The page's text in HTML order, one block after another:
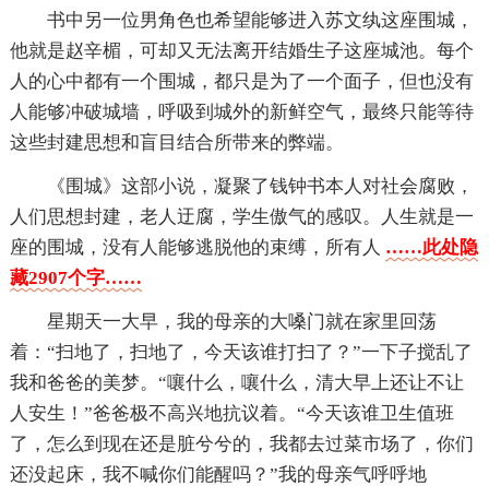
书中另一位男角色也希望能够进入苏文纨这座围城，
他就是赵辛楣，可却又无法离开结婚生子这座城池。每个
人的心中都有一个围城，都只是为了一个面子，但也没有
人能够冲破城墙，呼吸到城外的新鲜空气，最终只能等待
这些封建思想和盲目结合所带来的弊端。
《围城》这部小说，凝聚了钱钟书本人对社会腐败，
人们思想封建，老人迂腐，学生傲气的感叹。人生就是一
座的围城，没有人能够逃脱他的束缚，所有人 ……此处隐
藏2907个字……
星期天一大早，我的母亲的大嗓门就在家里回荡
着：“扫地了，扫地了，今天该谁打扫了？”一下子搅乱了
我和爸爸的美梦。“嚷什么，嚷什么，清大早上还让不让
人安生！”爸爸极不高兴地抗议着。“今天该谁卫生值班
了，怎么到现在还是脏兮兮的，我都去过菜市场了，你们
还没起床，我不喊你们能醒吗？”我的母亲气呼呼地